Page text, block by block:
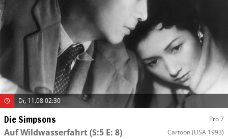
Di, 11.08 02:30
Die Simpsons Pro 7
Auf Wildwasserfahrt(S:5 E: 8) Cartoon(USA 1993)